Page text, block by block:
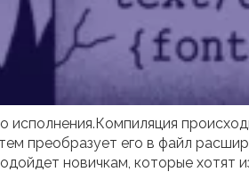
исполнения.Компиляция
преобразует его в файл
новичкам, которые хотят